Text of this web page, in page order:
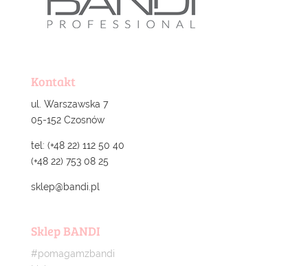
Kontakt
ul. Warszawska 7
05-152 Czosnów
tel: (+48 22) 112 50 40
(+48 22) 753 08 25
sklep@bandi.pl
Sklep BANDI
#pomagamzbandi